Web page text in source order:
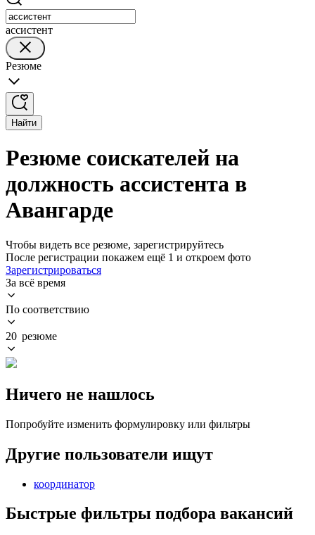
ассистент
Резюме
Найти
Резюме соискателей на
должность ассистента в
Авангарде
Чтобы видеть все резюме, зарегистрируйтесь
После регистрации покажем ещё 1 и откроем фото
Зарегистрироваться
За всё время
По соответствию
20 резюме
Ничего не нашлось
Попробуйте изменить формулировку или фильтры
Другие пользователи ищут
координатор
Быстрые фильтры подбора вакансий